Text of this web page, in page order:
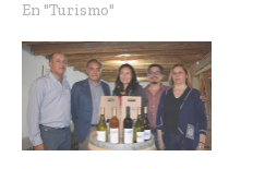
En "Turismo"